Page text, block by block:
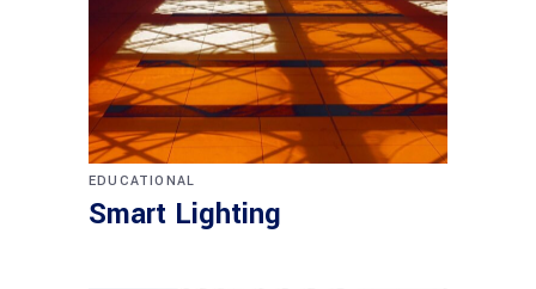
EDUCATIONAL
Smart Lighting